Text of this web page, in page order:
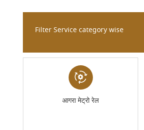
Filter Service category wise
आगरा मेट्रो रेल